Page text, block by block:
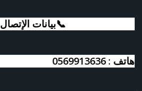
📞بيانات الإتصال
هاتف : 0569913636